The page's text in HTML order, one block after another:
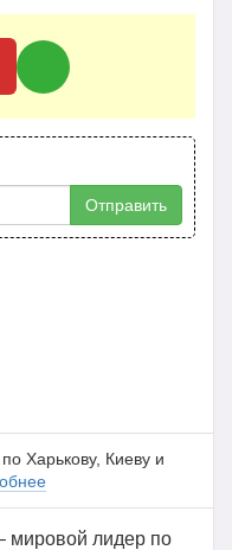
Отправить
Харькову, Киеву и
мировой лидер по